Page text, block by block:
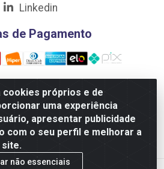
próprios e de
uma experiência
apresentar publicidade
com o seu perfil e melhorar a
site.
não essenciais
Linkedin
de Pagamento
- Av. Professor Nilton Lins, 781 -
AM - CEP 69.058-030 - CNPJ:
0001-32